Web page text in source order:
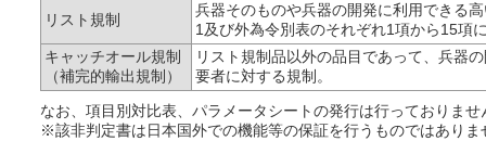
リスト規制
兵器そのものや兵器の開発に利用できる
1及び外為令別表のそれぞれ1項から15項
キャッチオール規制
（補完的輸出規制）
リスト規制品以外の品目であって、兵器
要者に対する規制。
なお、項目別対比表、パラメータシートの発行は行っておりま
※該非判定書は日本国外での機能等の保証を行うものではありま